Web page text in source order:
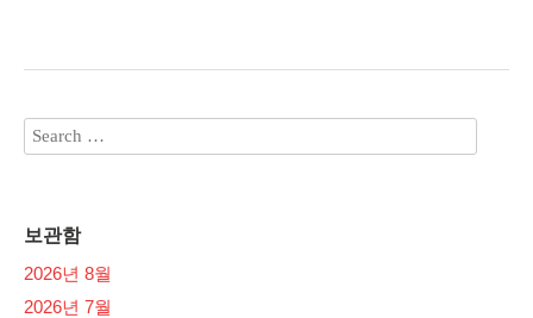
보관함
2026년 8월
2026년 7월